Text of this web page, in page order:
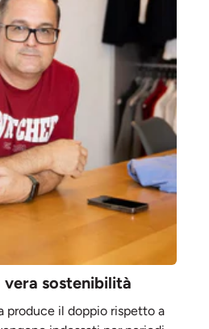
vera sostenibilità
produce il doppio rispetto a